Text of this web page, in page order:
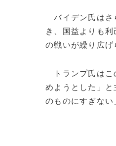
バイデン氏はさ
き、国益よりも
の戦いが繰り広げ
トランプ氏はこ
めようとした」
のものにすぎな